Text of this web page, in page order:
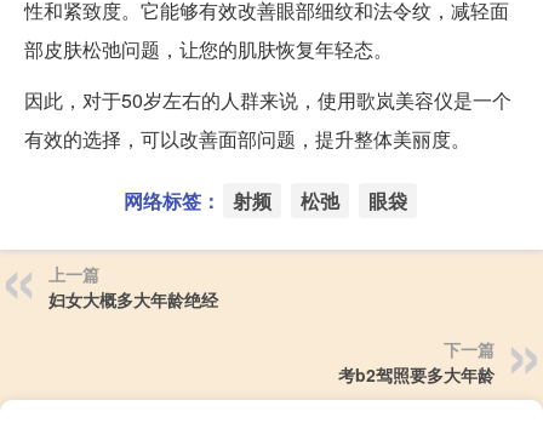
性和紧致度。它能够有效改善眼部细纹和法令纹，减轻面
部皮肤松弛问题，让您的肌肤恢复年轻态。
因此，对于50岁左右的人群来说，使用歌岚美容仪是一个
有效的选择，可以改善面部问题，提升整体美丽度。
网络标签： 射频 松弛 眼袋
上一篇
妇女大概多大年龄绝经
下一篇
考b2驾照要多大年龄